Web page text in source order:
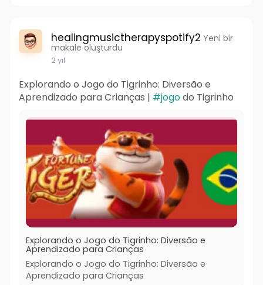
healingmusictherapyspotify2 Yeni bir
makale oluşturdu
2 yıl
Explorando o Jogo do Tigrinho: Diversão e
Aprendizado para Crianças | #jogodo Tigrinho
Explorando o Jogo do Tigrinho: Diversão e
Aprendizado para Crianças
Explorando o Jogo do Tigrinho: Diversão e
Aprendizado para Crianças